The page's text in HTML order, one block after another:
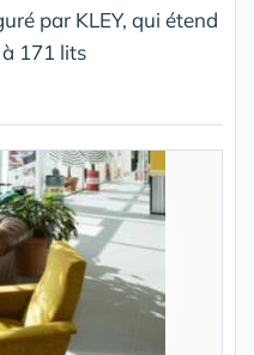
par KLEY, qui étend
171 lits